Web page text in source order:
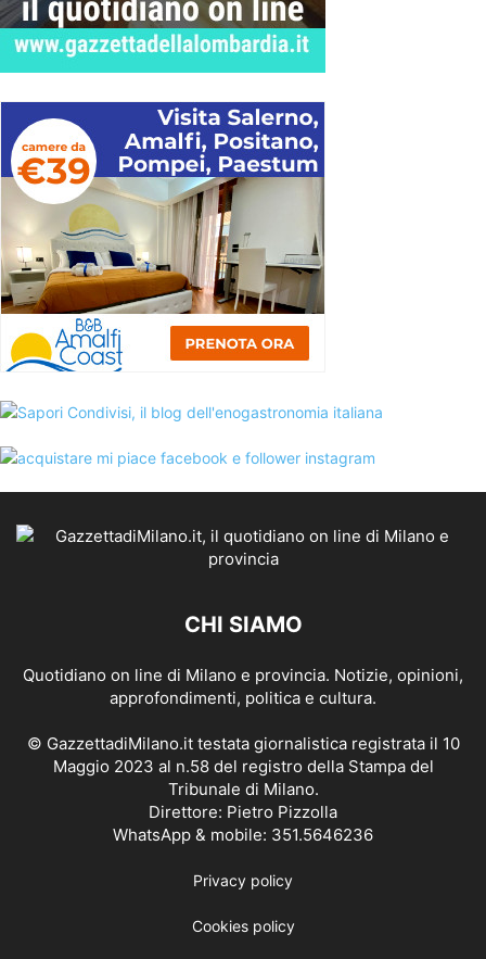
CHI SIAMO
Quotidiano on line di Milano e provincia. Notizie, opinioni,
approfondimenti, politica e cultura.
© GazzettadiMilano.it testata giornalistica registrata il 10
Maggio 2023 al n.58 del registro della Stampa del
Tribunale di Milano.
Direttore: Pietro Pizzolla
WhatsApp & mobile: 351.5646236
Privacy policy
Cookies policy